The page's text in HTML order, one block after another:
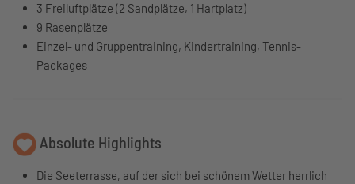
3 Freiluftplätze (2 Sandplätze, 1 Hartplatz)
9 Rasenplätze
Einzel- und Gruppentraining, Kindertraining, Tennis-
Packages
Absolute Highlights
Die Seeterrasse, auf der sich bei schönem Wetter herrlich